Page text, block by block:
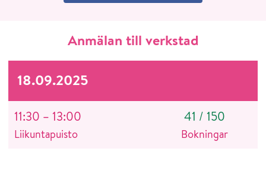
Anmälan till verkstad
18.09.2025
11:30 – 13:00
Liikuntapuisto
41 / 150
Bokningar